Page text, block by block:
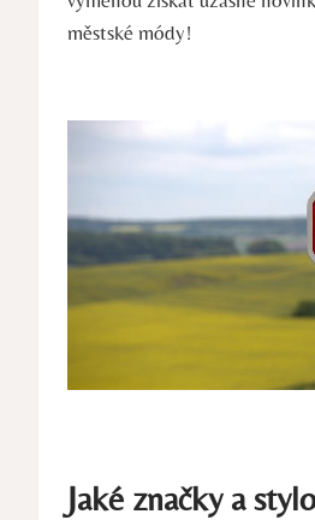
městské módy!
Jaké značky a